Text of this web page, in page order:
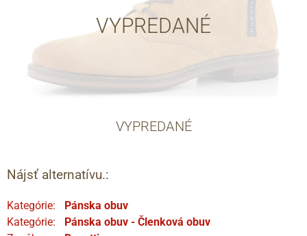
VYPREDANÉ
VYPREDANÉ
Nájsť alternatívu.:
Kategórie:
Pánska obuv
Kategórie:
Pánska obuv - Členková obuv